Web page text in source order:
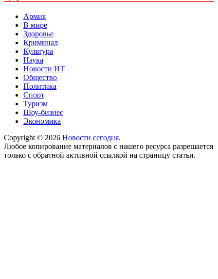
Армия
В мире
Здоровье
Криминал
Культура
Наука
Новости ИТ
Общество
Политика
Спорт
Туризм
Шоу-бизнес
Экономика
Copyright © 2026 Новости сегодня.
Любое копирование материалов с нашего ресурса разрешается
только с обратной активной ссылкой на страницу статьи.